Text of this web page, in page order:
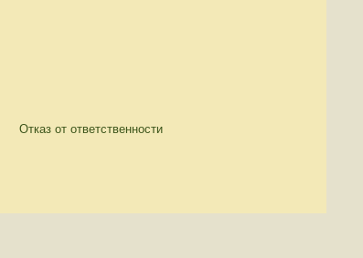
Отказ от ответственности